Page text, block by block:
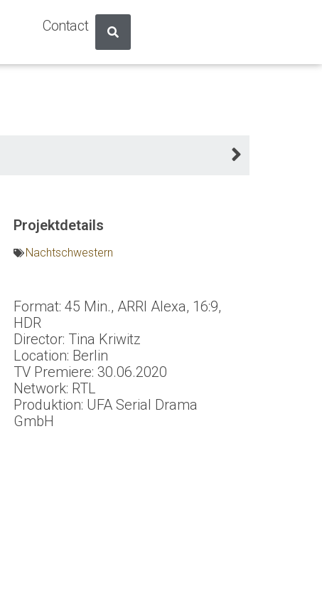
Contact
Projektdetails
Nachtschwestern
Format: 45 Min., ARRI Alexa, 16:9,
HDR
Director: Tina Kriwitz
Location: Berlin
TV Premiere: 30.06.2020
Network: RTL
Produktion: UFA Serial Drama
GmbH